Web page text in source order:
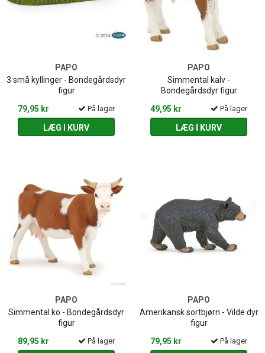
PAPO
3 små kyllinger - Bondegårdsdyr
figur
79,95 kr
På lager
LÆG I KURV
PAPO
Simmental kalv -
Bondegårdsdyr figur
49,95 kr
På lager
LÆG I KURV
PAPO
Simmental ko - Bondegårdsdyr
figur
89,95 kr
På lager
PAPO
Amerikansk sortbjørn - Vilde dyr
figur
79,95 kr
På lager